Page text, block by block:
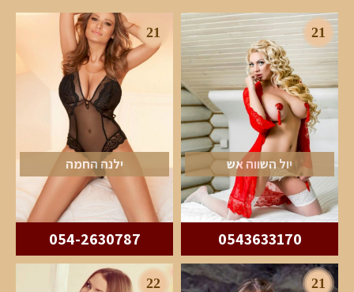
21
יול השווה אש
0543633170
21
ילנה החמה
054-2630787
21
22